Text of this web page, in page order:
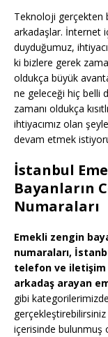
Teknoloji gerçekten
arkadaşlar. İnternet
duyduğumuz,
ki bizlere gerek
oldukça büyük
ne geleceği hiç belli
zamanı oldukça
ihtiyacımız olan
devam etmek
İstanbul
Bayanların
Numaraları
Emekli zengin
numaraları,
telefon ve iletişim
arkadaş arayan
gibi
içerisinde bulunmuş